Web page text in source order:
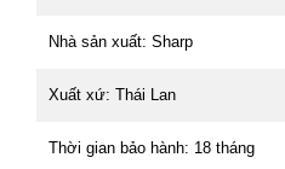
Nhà sản xuất: Sharp
Xuất xứ: Thái Lan
Thời gian bảo hành: 18 tháng